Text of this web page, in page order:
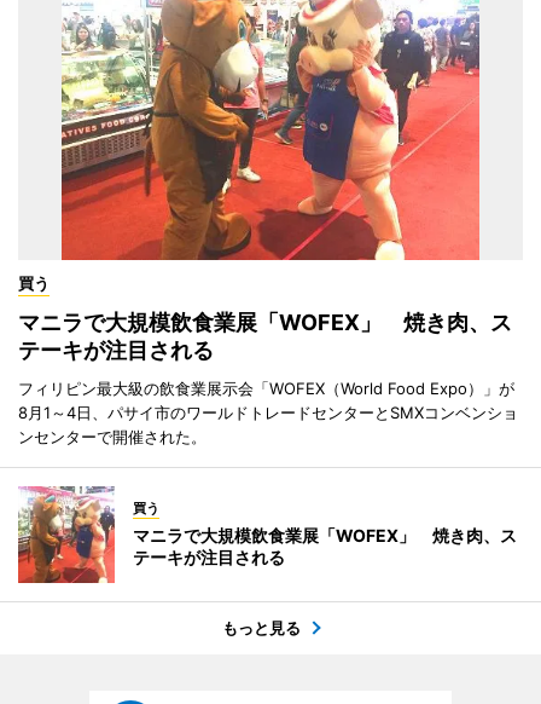
買う
マニラで大規模飲食業展「WOFEX」 焼き肉、ス
テーキが注目される
フィリピン最大級の飲食業展示会「WOFEX（World Food Expo）」が
8月1～4日、パサイ市のワールドトレードセンターとSMXコンベンショ
ンセンターで開催された。
買う
マニラで大規模飲食業展「WOFEX」 焼き肉、ス
テーキが注目される
もっと見る